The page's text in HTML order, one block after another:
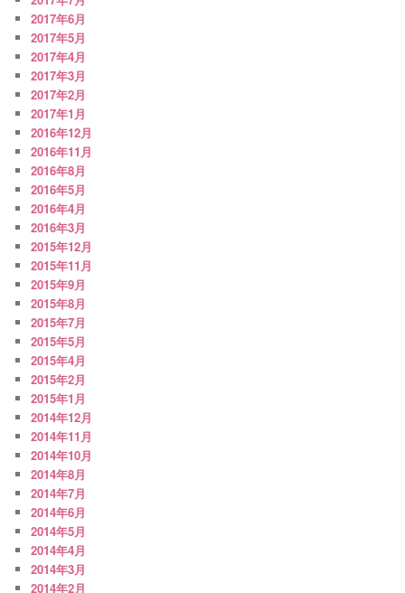
2017年6月
2017年5月
2017年4月
2017年3月
2017年2月
2017年1月
2016年12月
2016年11月
2016年8月
2016年5月
2016年4月
2016年3月
2015年12月
2015年11月
2015年9月
2015年8月
2015年7月
2015年5月
2015年4月
2015年2月
2015年1月
2014年12月
2014年11月
2014年10月
2014年8月
2014年7月
2014年6月
2014年5月
2014年4月
2014年3月
2014年2月